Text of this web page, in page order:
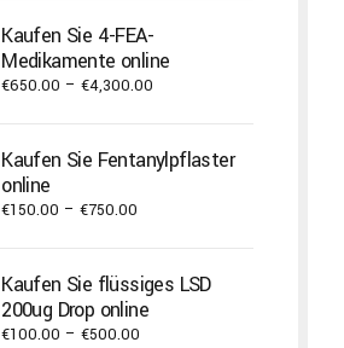
through
€2,000.00
Kaufen Sie 4-FEA-
Medikamente online
€650.00 – €4,300.00
through
Kaufen Sie Fentanylpflaster
online
€150.00 – €750.00
through
€750.00
Kaufen Sie flüssiges LSD
200ug Drop online
€100.00 – €500.00